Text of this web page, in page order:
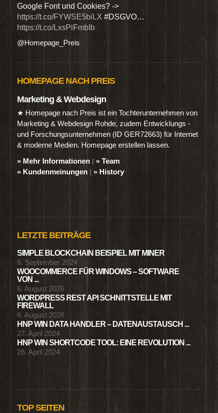
Google Font und Cookies? ->
https://t.co/FYWSE5biLX #DSGVO…
https://t.co/LxsPiFmbIb
@Homepage_Preis
HOMEPAGE NACH PREIS
Marketing & Webdesign
★ Homepage nach Preis ist ein Tochterunternehmen von
Marketing & Webdesign Rohde, zudem Entwicklungs -
und Forschungsunternehmen (ID GER72663) für Internet
& moderne Medien. Homepage erstellen lassen.
» Mehr Informationen | » Team
» Kundenmeinungen | » History
LETZTE BEITRÄGE
SIMPLE BLOCKCHAIN BEISPIEL MIT MINER
6. September 2024
WOOCOMMERCE FÜR WINDOWS – SOFTWARE
VON ...
6. August 2026
WORDPRESS REST API SCHNITTSTELLE MIT
FIREWALL
6. August 2026
HNP WIN DATA HANDLER – DATENAUSTAUSCH ...
27. April 2024
HNP WIN SHORTCODE TOOL: EINE REVOLUTION ...
26. April 2024
TOP SEITEN